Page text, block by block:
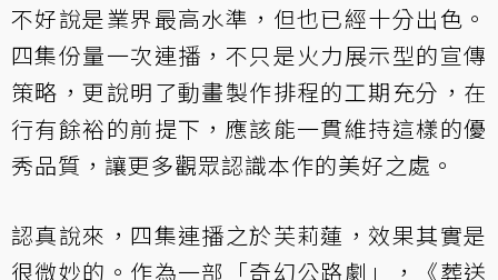
不好說是業界最高水準，但也已經十分出色。
四集份量一次連播，不只是火力展示型的宣傳
策略，更說明了動畫製作排程的工期充分，在
行有餘裕的前提下，應該能一貫維持這樣的優
秀品質，讓更多觀眾認識本作的美好之處。
認真說來，四集連播之於芙莉蓮，效果其實是
很微妙的。作為一部「奇幻公路劇」，《葬送